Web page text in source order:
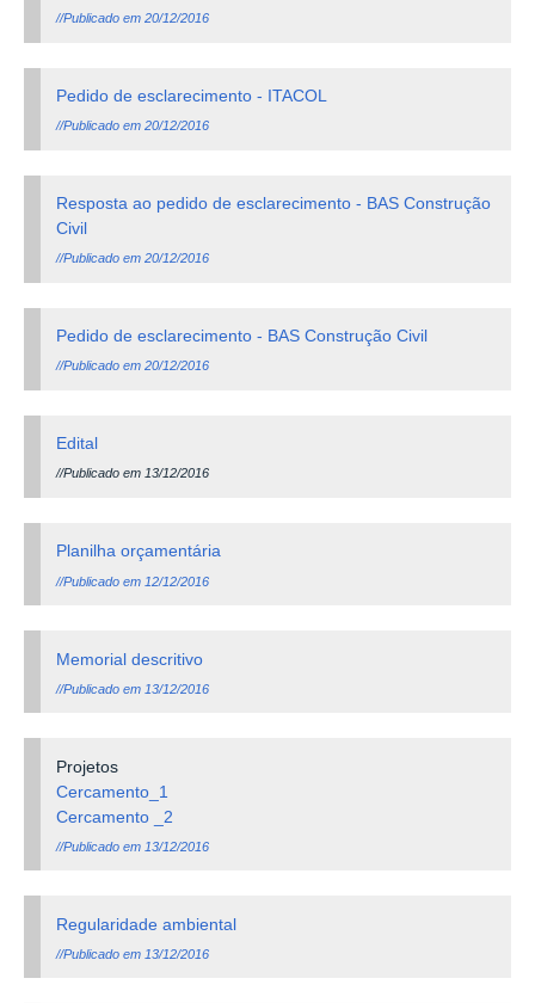
//Publicado em 20/12/2016
Pedido de esclarecimento - ITACOL
//Publicado em 20/12/2016
Resposta ao pedido de esclarecimento - BAS Construção
Civil
//Publicado em 20/12/2016
Pedido de esclarecimento - BAS Construção Civil
//Publicado em 20/12/2016
Edital
//Publicado em 13/12/2016
Planilha orçamentária
//Publicado em 12/12/2016
Memorial descritivo
//Publicado em 13/12/2016
Projetos
Cercamento_1
Cercamento _2
//Publicado em 13/12/2016
Regularidade ambiental
//Publicado em 13/12/2016